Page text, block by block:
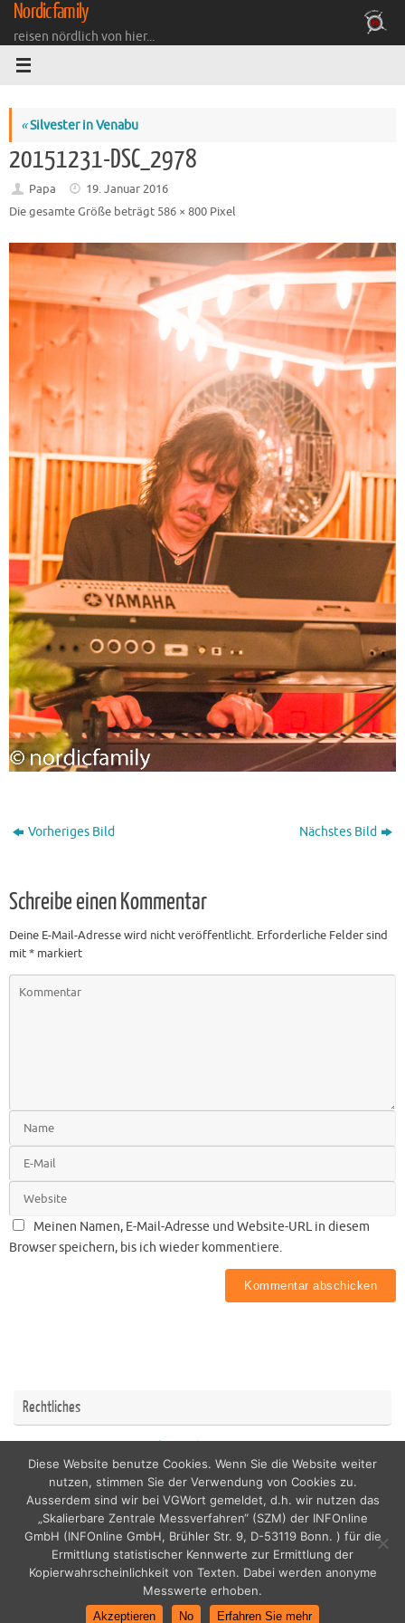
Zum
Inhalt
springen
Nordicfamily
reisen nördlich von hier...
«Silvester in Venabu
20151231-DSC_2978
Papa
19. Januar 2016
Die gesamte Größe beträgt 586 × 800 Pixel
Vorheriges Bild Nächstes Bild
Schreibe einen Kommentar
Deine E-Mail-Adresse wird nicht veröffentlicht. Erforderliche Felder sind
mit* markiert
Meinen Namen, E-Mail-Adresse und Website-URL in diesem
Browser speichern, bis ich wieder kommentiere.
Rechtliches
copyright by nordicfamily
Diese Website benutze Cookies. Wenn Sie die Website weiter
nutzen, stimmen Sie der Verwendung von Cookies zu.
Ausserdem sind wir bei VGWort gemeldet, d.h. wir nutzen das
„Skalierbare Zentrale Messverfahren“ (SZM) der INFOnline
GmbH (INFOnline GmbH, Brühler Str. 9, D-53119 Bonn. ) für die
Ermittlung statistischer Kennwerte zur Ermittlung der
Kopierwahrscheinlichkeit von Texten. Dabei werden anonyme
Messwerte erhoben.
Akzeptieren No Erfahren Sie mehr